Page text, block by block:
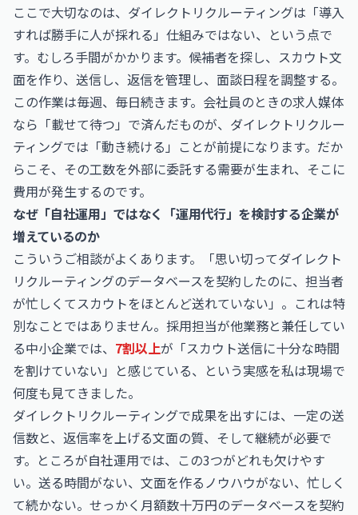
ここで大切なのは、ダイレクトリクルーティングは「導入
すれば勝手に人が採れる」仕組みではない、という点で
す。むしろ手間がかかります。候補者を探し、スカウト文
面を作り、送信し、返信を管理し、面談日程を調整する。
この作業は毎週、毎日続きます。会社員のときの求人媒体
なら「載せて待つ」で済んだものが、ダイレクトリクルー
ティングでは「動き続ける」ことが前提になります。だか
らこそ、その工数を外部に委託する需要が生まれ、そこに
費用が発生するのです。
なぜ「自社運用」ではなく「運用代行」を検討する企業が
増えているのか
こういうご相談がよくあります。「思い切ってダイレクト
リクルーティングのデータベースを契約したのに、担当者
が忙しくてスカウトをほとんど送れていない」。これは特
別なことではありません。採用担当が他業務と兼任してい
る中小企業では、 7割以上が「スカウト送信に十分な時間
を割けていない」と感じている、という実感を私は現場で
何度も見てきました。
ダイレクトリクルーティングで成果を出すには、一定の送
信数と、返信率を上げる文面の質、そして継続が必要で
す。ところが自社運用では、この3つがどれも欠けやす
い。送る時間がない、文面を作るノウハウがない、忙しく
て続かない。せっかく月額数十万円のデータベースを契約